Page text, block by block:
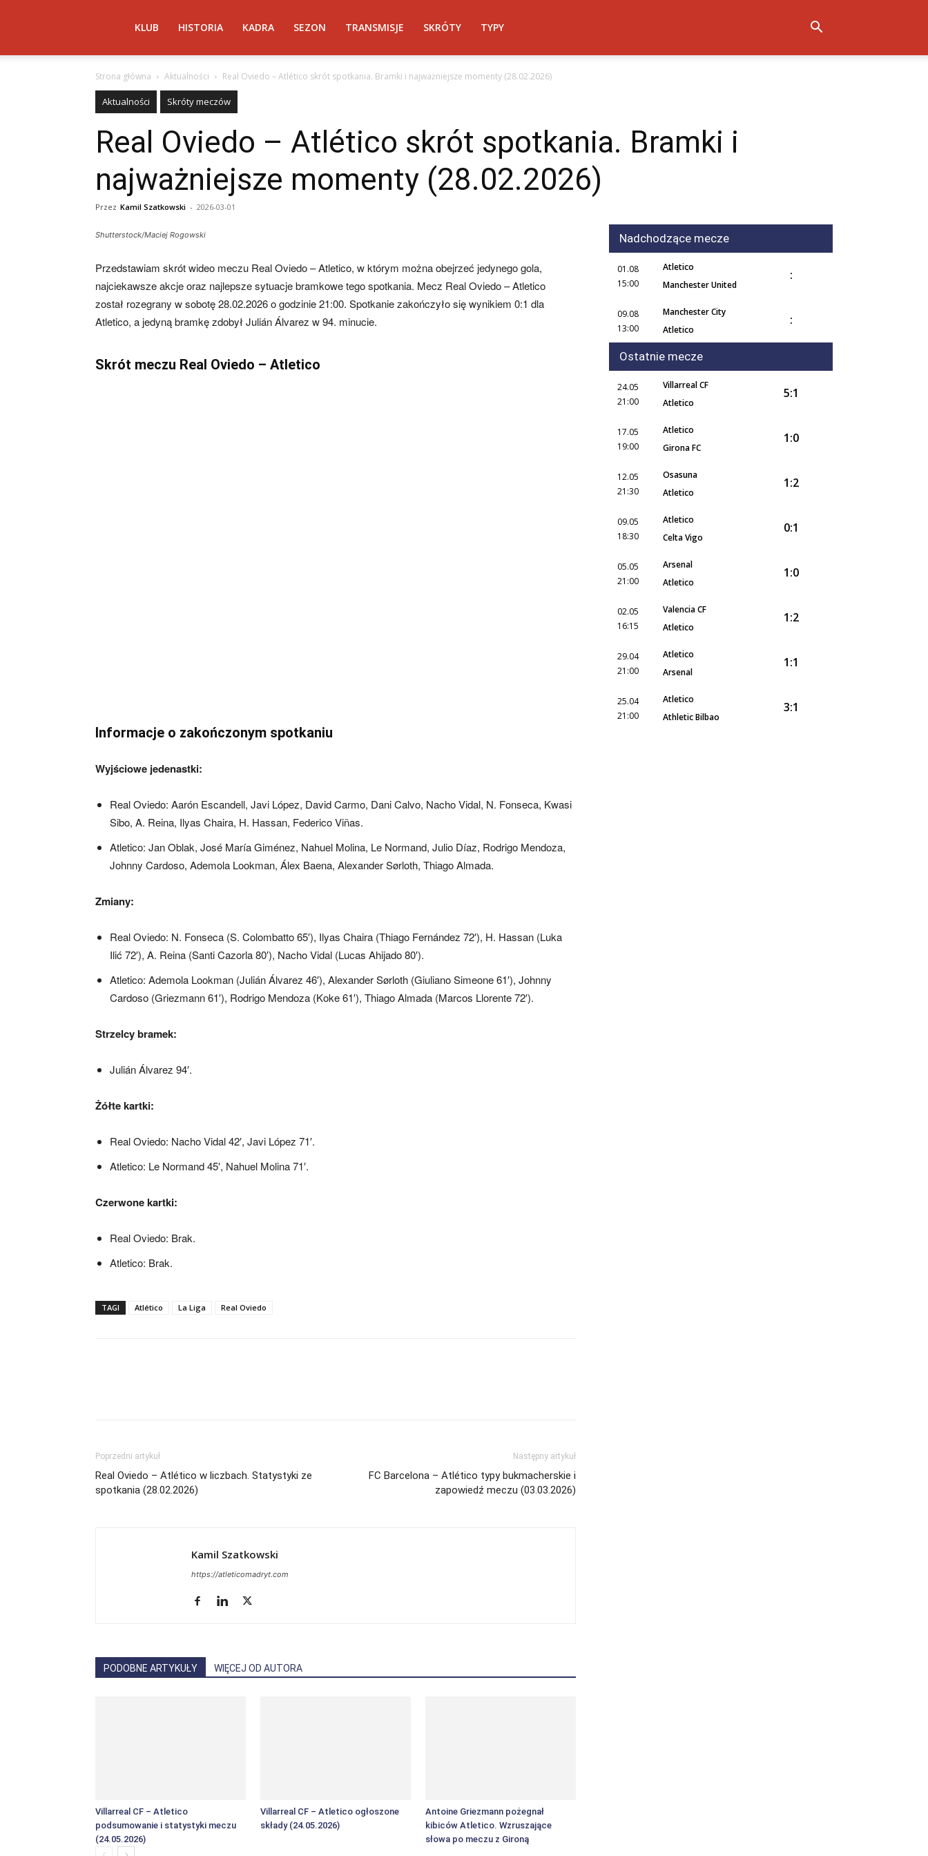
Madryt
AtleticoMadryt.pl
KLUB HISTORIA KADRA SEZON TRANSMISJE SKRÓTY TYPY
Strona główna Aktualności Real Oviedo – Atlético skrót spotkania. Bramki i najważniejsze momenty (28.02.2026)
Aktualności Skróty meczów
Real Oviedo – Atlético skrót spotkania. Bramki i
najważniejsze momenty (28.02.2026)
Przez Kamil Szatkowski - 2026-03-01
Shutterstock/Maciej Rogowski
Przedstawiam skrót wideo meczu Real Oviedo – Atletico, w którym można obejrzeć jedynego gola,
najciekawsze akcje oraz najlepsze sytuacje bramkowe tego spotkania. Mecz Real Oviedo – Atletico
został rozegrany w sobotę 28.02.2026 o godzinie 21:00. Spotkanie zakończyło się wynikiem 0:1 dla
Atletico, a jedyną bramkę zdobył Julián Álvarez w 94. minucie.
Skrót meczu Real Oviedo – Atletico
Informacje o zakończonym spotkaniu
Wyjściowe jedenastki:
Real Oviedo: Aarón Escandell, Javi López, David Carmo, Dani Calvo, Nacho Vidal, N. Fonseca, Kwasi
Sibo, A. Reina, Ilyas Chaira, H. Hassan, Federico Viñas.
Atletico: Jan Oblak, José María Giménez, Nahuel Molina, Le Normand, Julio Díaz, Rodrigo Mendoza,
Johnny Cardoso, Ademola Lookman, Álex Baena, Alexander Sørloth, Thiago Almada.
Zmiany:
Real Oviedo: N. Fonseca (S. Colombatto 65′), Ilyas Chaira (Thiago Fernández 72′), H. Hassan (Luka
Ilić 72′), A. Reina (Santi Cazorla 80′), Nacho Vidal (Lucas Ahijado 80′).
Atletico: Ademola Lookman (Julián Álvarez 46′), Alexander Sørloth (Giuliano Simeone 61′), Johnny
Cardoso (Griezmann 61′), Rodrigo Mendoza (Koke 61′), Thiago Almada (Marcos Llorente 72′).
Strzelcy bramek:
Julián Álvarez 94′.
Żółte kartki:
Real Oviedo: Nacho Vidal 42′, Javi López 71′.
Atletico: Le Normand 45′, Nahuel Molina 71′.
Czerwone kartki:
Real Oviedo: Brak.
Atletico: Brak.
TAGI Atlético La Liga Real Oviedo
Poprzedni artykuł
Real Oviedo – Atlético w liczbach. Statystyki ze
spotkania (28.02.2026)
Następny artykuł
FC Barcelona – Atlético typy bukmacherskie i
zapowiedź meczu (03.03.2026)
Kamil Szatkowski
https://atleticomadryt.com
PODOBNE ARTYKUŁY WIĘCEJ OD AUTORA
Villarreal CF – Atletico
podsumowanie i statystyki meczu
(24.05.2026)
Villarreal CF – Atletico ogłoszone
składy (24.05.2026)
Antoine Griezmann pożegnał
kibiców Atletico. Wzruszające
słowa po meczu z Gironą
Nadchodzące mecze
01.08
15:00
Atletico
Manchester United
:
09.08
13:00
Manchester City
Atletico
:
Ostatnie mecze
24.05
21:00
Villarreal CF
Atletico
5:1
17.05
19:00
Atletico
Girona FC
1:0
12.05
21:30
Osasuna
Atletico
1:2
09.05
18:30
Atletico
Celta Vigo
0:1
05.05
21:00
Arsenal
Atletico
1:0
02.05
16:15
Valencia CF
Atletico
1:2
29.04
21:00
Atletico
Arsenal
1:1
25.04
21:00
Atletico
Athletic Bilbao
3:1